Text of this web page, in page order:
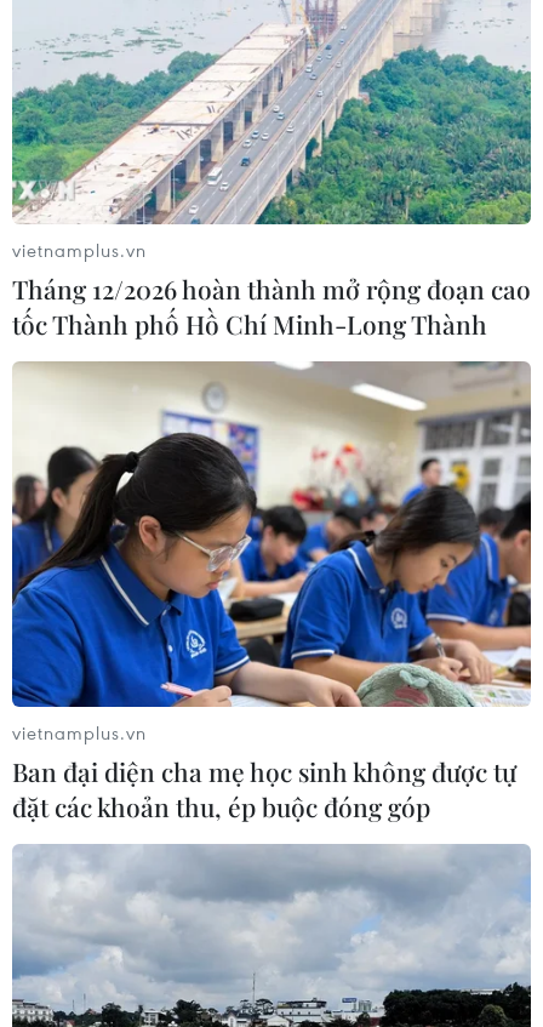
vietnamplus.vn
Tháng 12/2026 hoàn thành mở rộng đoạn cao
tốc Thành phố Hồ Chí Minh-Long Thành
vietnamplus.vn
Ban đại diện cha mẹ học sinh không được tự
đặt các khoản thu, ép buộc đóng góp